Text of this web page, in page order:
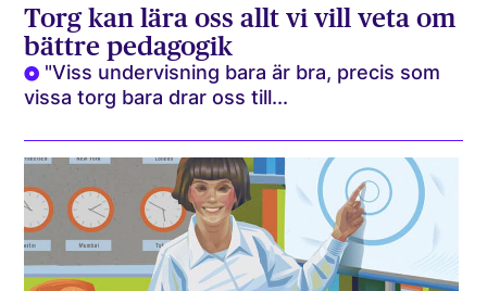
Torg kan lära oss allt vi vill veta om
bättre pedagogik
"Viss undervisning bara är bra, precis som
vissa torg bara drar oss till...